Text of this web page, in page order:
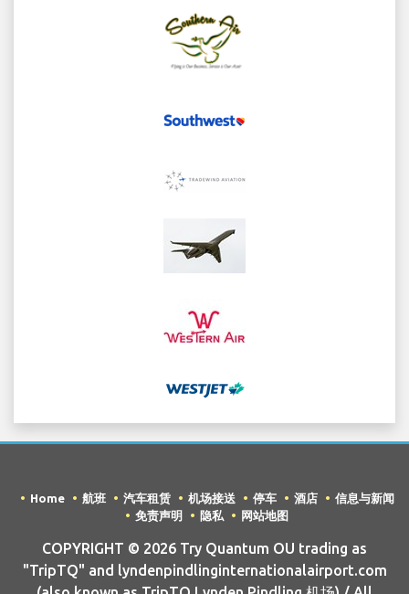
Home 航班 汽车租赁 机场接送 停车 酒店
信息与新闻
免责声明
隐私 网站地图
COPYRIGHT © 2026 Try Quantum OU trading as
"TripTQ" and lyndenpindlinginternationalairport.com